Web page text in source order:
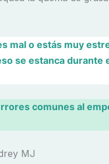
mal o estás muy
se estanca durante
comunes al
MJ